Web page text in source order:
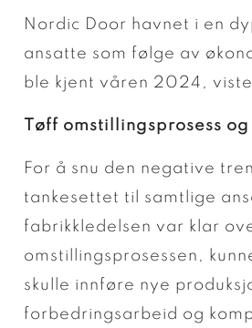
Nordic Door havnet i en
ansatte som følge av
ble kjent våren 2024,
Tøff omstillingsprosess
For å snu den negative
tankesettet til samtlige
fabrikkledelsen var klar
omstillingsprosessen,
skulle innføre nye
forbedringsarbeid og